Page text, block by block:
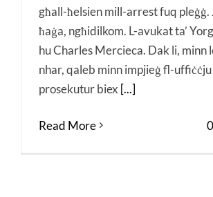
għall-ħelsien mill-arrest fuq
ħaġa, ngħidilkom. L-avukat ta’
hu Charles Mercieca. Dak li, minn
nhar, qaleb minn impjieġ fl-
prosekutur biex [...]
Read More